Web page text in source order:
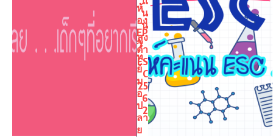
ห้
อง
EP
วิ
ท
ย์
ม
อ
ป
ลา
ย
น
น
สูง
ต่ำ
ES
C
25
6
2